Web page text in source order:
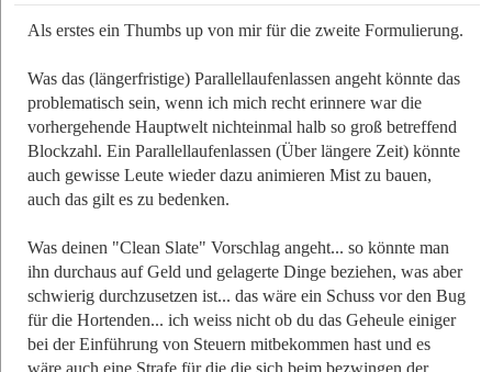
Als erstes ein Thumbs up von mir für die zweite Formulierung.
Was das (längerfristige) Parallellaufenlassen angeht könnte das
problematisch sein, wenn ich mich recht erinnere war die
vorhergehende Hauptwelt nichteinmal halb so groß betreffend
Blockzahl. Ein Parallellaufenlassen (Über längere Zeit) könnte
auch gewisse Leute wieder dazu animieren Mist zu bauen,
auch das gilt es zu bedenken.
Was deinen "Clean Slate" Vorschlag angeht... so könnte man
ihn durchaus auf Geld und gelagerte Dinge beziehen, was aber
schwierig durchzusetzen ist... das wäre ein Schuss vor den Bug
für die Hortenden... ich weiss nicht ob du das Geheule einiger
bei der Einführung von Steuern mitbekommen hast und es